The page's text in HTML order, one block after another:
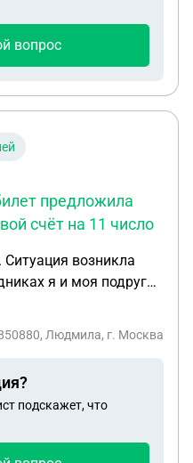
вопрос
предложила
счёт на 11 число
я и моя подруга
билета на автобус
банка они были так же
что билеты
в
с ней минимум
Людмила, г. Москва
подскажет, что